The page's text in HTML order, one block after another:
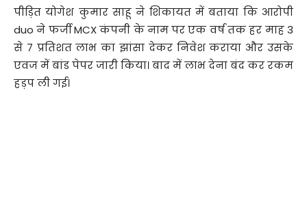
पीड़ित योगेश कुमार साहू ने शिकायत में बताया कि आरोपी
duo ने फर्जी MCX कंपनी के नाम पर एक वर्ष तक हर माह 3
से 7 प्रतिशत लाभ का झांसा देकर निवेश कराया और उसके
एवज में बांड पेपर जारी किया। बाद में लाभ देना बंद कर रकम
हड़प ली गई।